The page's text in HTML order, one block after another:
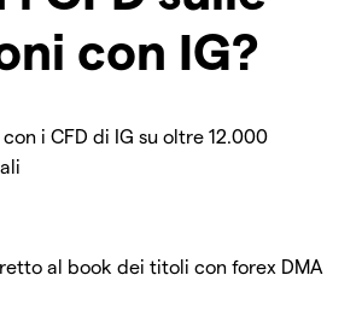
con IG?
i CFD di IG su oltre 12.000
al book dei titoli con forex DMA